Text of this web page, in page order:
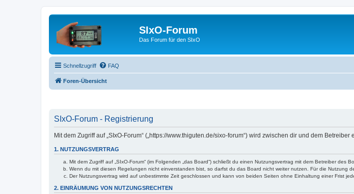
SIxO-Forum
Das Forum für den SIxO
Schnellzugriff FAQ
Foren-Übersicht
SIxO-Forum - Registrierung
Mit dem Zugriff auf „SIxO-Forum“ („https://www.thiguten.de/sixo-forum“) wird zwischen dir und dem
1. NUTZUNGSVERTRAG
Mit dem Zugriff auf „SIxO-Forum“ (im Folgenden „das Board“) schließt du einen Nutzungsvertrag mit dem Betreiber
Wenn du mit diesen Regelungen nicht einverstanden bist, so darfst du das Board nicht weiter nutzen. Für die Nutzung
Der Nutzungsvertrag wird auf unbestimmte Zeit geschlossen und kann von beiden Seiten ohne Einhaltung einer Frist
2. EINRÄUMUNG VON NUTZUNGSRECHTEN